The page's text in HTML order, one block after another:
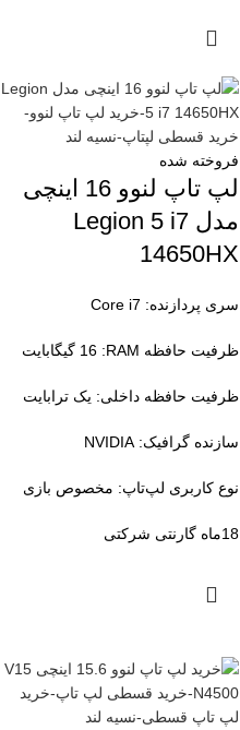
فروخته شده
لپ تاپ لنوو 16 اینچی
مدل Legion 5 i7
14650HX
سری پردازنده:
ظرفیت حافظه RAM:
ظرفیت حافظه داخلی: یک ترابایت
سازنده گرافیک:
نوع کاربری لپ‌تاپ: مخصوص بازی
18ماه گارنتی شرکتی